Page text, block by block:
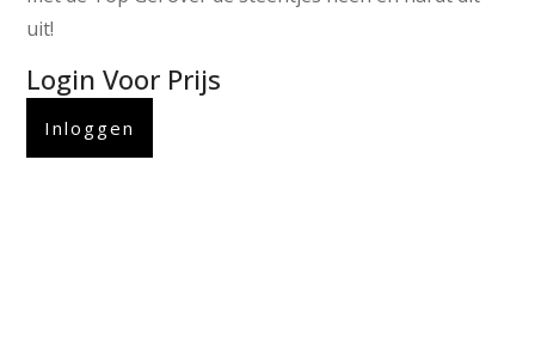
uit!
Login Voor Prijs
Inloggen